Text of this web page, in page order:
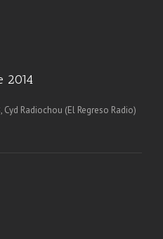
2014
Radiochou (El Regreso Radio)